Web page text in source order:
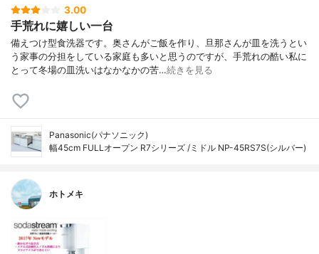
3.00
手荒れに嬉しい一台
備えつけ型食洗器です。奥さんがご飯を作り、旦那さんが皿を洗うとい
う家事の分担をしている家庭も多いと思うのですが、手荒れの酷い私に
とって冬場の皿洗いはなかなかの苦…続きを見る
Panasonic(パナソニック)
幅45cm FULLオープン R7シリーズ /ミドル NP-45RS7S(シルバー)
ホトメキ